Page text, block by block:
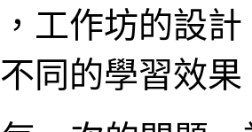
，工作坊的設
同的學習效